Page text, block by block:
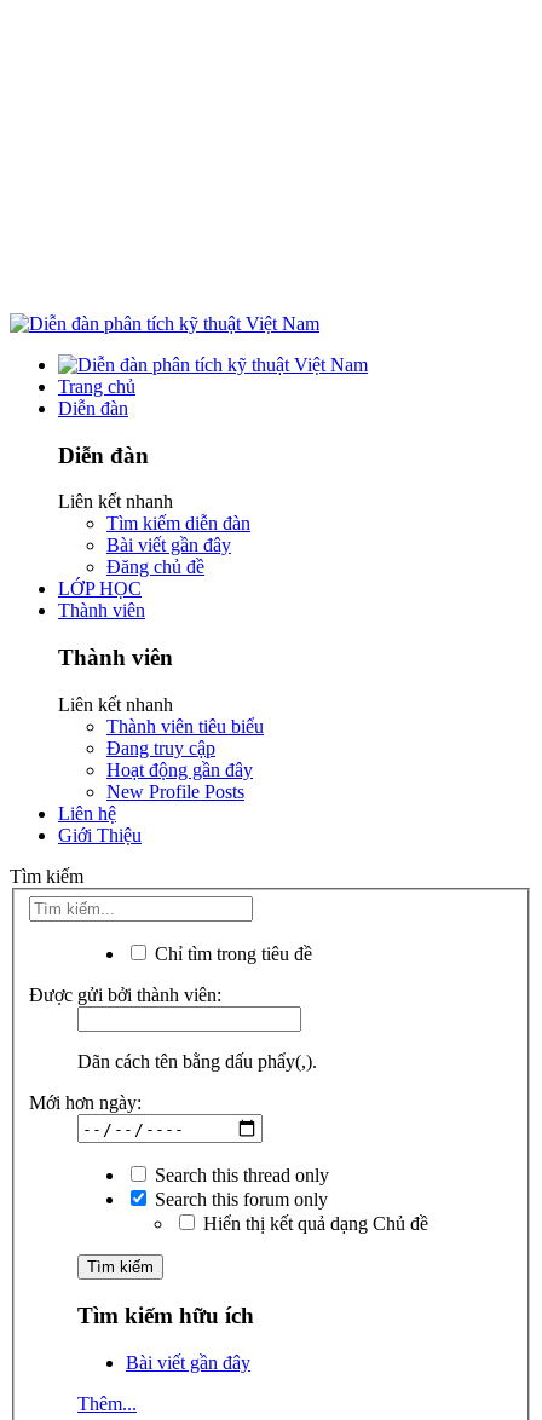
Trang chủ
Diễn đàn
Diễn đàn
Liên kết nhanh
Tìm kiếm diễn đàn
Bài viết gần đây
Đăng chủ đề
LỚP HỌC
Thành viên
Thành viên
Liên kết nhanh
Thành viên tiêu biểu
Đang truy cập
Hoạt động gần đây
New Profile Posts
Liên hệ
Giới Thiệu
Tìm kiếm
Chỉ tìm trong tiêu đề
Được gửi bởi thành viên:
Dãn cách tên bằng dấu phẩy(,).
Mới hơn ngày:
Search this thread only
Search this forum only
Hiển thị kết quả dạng Chủ đề
Tìm kiếm hữu ích
Bài viết gần đây
Thêm...